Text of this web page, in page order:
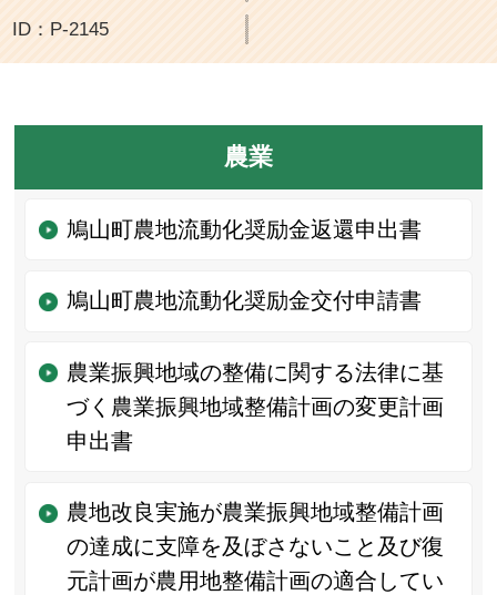
ID：P-2145
農業
鳩山町農地流動化奨励金返還申出書
鳩山町農地流動化奨励金交付申請書
農業振興地域の整備に関する法律に基
づく農業振興地域整備計画の変更計画
申出書
農地改良実施が農業振興地域整備計画
の達成に支障を及ぼさないこと及び復
元計画が農用地整備計画の適合してい